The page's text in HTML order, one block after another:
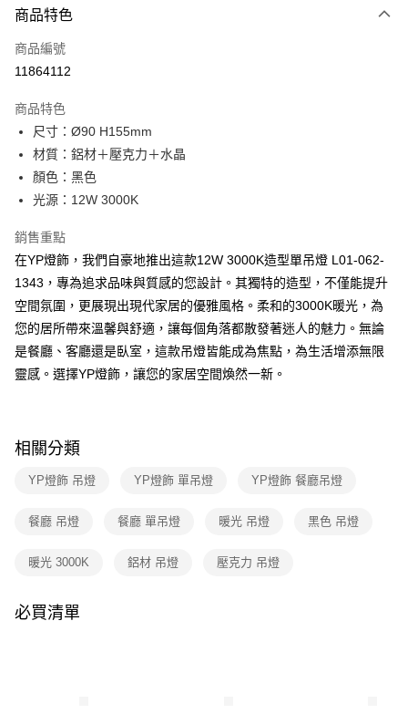
信用卡一次付款
LINE Pay
街口支付
悠遊付
Google Pay
全盈+PAY
AFTEE先享後付
相關說明
【關於「AFTEE先享後付」】
AFTEE先享後付是「在收到商品之後才付款」的支付方式。 讓您購物簡單
便利好安心！
１．簡單：不需註冊會員、不需綁卡、不需儲值。
２．便利：只要手機號碼，簡訊認證，即可結帳。
結帳頁面，進行簡訊認證並確認金額後，即可完成結帳。
３．收到繳費通知簡訊後14天內，點擊此簡訊中的連結，可透過四大超商／
※ 請注意：結帳手續完成當下不需立刻繳費，但若您需要取消訂單，請聯絡
※ 交易是否成功請以「AFTEE先享後付 」之結帳頁面顯示為準，若有關於
商品特色
商品編號
11864112
商品特色
尺寸：Ø90 H155mm
材質：鋁材＋壓克力＋水晶
顏色：黑色
光源：12W 3000K
銷售重點
在YP燈飾，我們自豪地推出這款12W 3000K造型單吊燈 L01-062-
1343，專為追求品味與質感的您設計。其獨特的造型，不僅能提升
空間氛圍，更展現出現代家居的優雅風格。柔和的3000K暖光，為
您的居所帶來溫馨與舒適，讓每個角落都散發著迷人的魅力。無論
是餐廳、客廳還是臥室，這款吊燈皆能成為焦點，為生活增添無限
靈感。選擇YP燈飾，讓您的家居空間煥然一新。
相關分類
YP燈飾 吊燈 YP燈飾 單吊燈 YP燈飾 餐廳吊燈
餐廳 吊燈 餐廳 單吊燈 暖光 吊燈 黑色 吊燈
暖光 3000K 鋁材 吊燈 壓克力 吊燈
必買清單